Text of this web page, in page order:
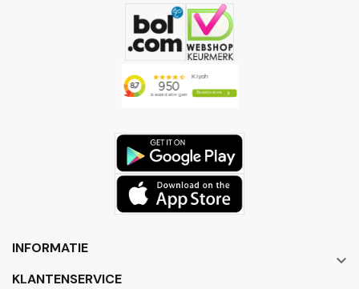
INFORMATIE

KLANTENSERVICE